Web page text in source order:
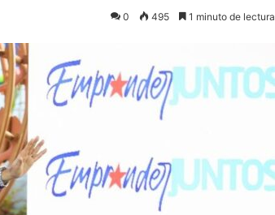
0 495 1 minuto de lectura